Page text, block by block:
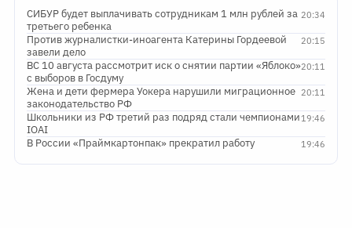
20:34
СИБУР будет выплачивать сотрудникам 1 млн рублей за
третьего ребенка
20:15
Против журналистки-иноагента Катерины Гордеевой
завели дело
20:11
ВС 10 августа рассмотрит иск о снятии партии «Яблоко»
с выборов в Госдуму
20:11
Жена и дети фермера Уокера нарушили миграционное
законодательство РФ
19:46
Школьники из РФ третий раз подряд стали чемпионами
IOAI
19:46
В России «Праймкартонпак» прекратил работу